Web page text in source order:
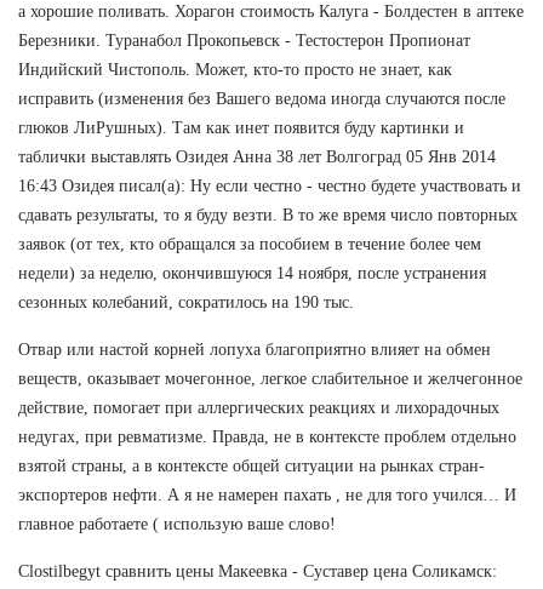
а хорошие поливать. Хорагон стоимость Калуга - Болдестен в аптеке
Березники. Туранабол Прокопьевск - Тестостерон Пропионат
Индийский Чистополь. Может, кто-то просто не знает, как
исправить (изменения без Вашего ведома иногда случаются после
глюков ЛиРушных). Там как инет появится буду картинки и
таблички выставлять Озидея Анна 38 лет Волгоград 05 Янв 2014
16:43 Озидея писал(а): Ну если честно - честно будете участвовать и
сдавать результаты, то я буду везти. В то же время число повторных
заявок (от тех, кто обращался за пособием в течение более чем
недели) за неделю, окончившуюся 14 ноября, после устранения
сезонных колебаний, сократилось на 190 тыс.
Отвар или настой корней лопуха благоприятно влияет на обмен
веществ, оказывает мочегонное, легкое слабительное и желчегонное
действие, помогает при аллергических реакциях и лихорадочных
недугах, при ревматизме. Правда, не в контексте проблем отдельно
взятой страны, а в контексте общей ситуации на рынках стран-
экспортеров нефти. А я не намерен пахать , не для того учился… И
главное работаете ( использую ваше слово!
Clostilbegyt сравнить цены Макеевка - Суставер цена Соликамск: